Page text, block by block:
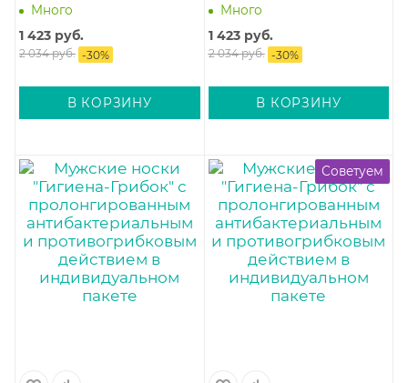
антибактериальным и
противогрибковым
действием в подарочной
коробке «Боекомплект
пар, размер 27
Много
1 423 руб.
2 034руб. -30%
В КОРЗИНУ
антибактериальным и
противогрибковым
действием в подарочной
коробке «Боекомплект
пар, размер 25
Много
1 423руб.
2 034руб. -30%
В КОРЗИНУ
Советуем